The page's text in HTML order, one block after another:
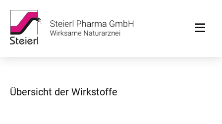
Übersicht der Wirkstoffe